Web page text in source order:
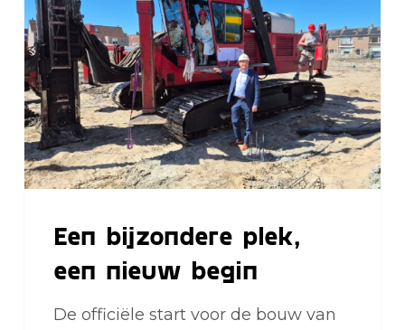
plek,
een
nieuw
begin
Een bijzondere plek,
een nieuw begin
De officiële start voor de bouw van